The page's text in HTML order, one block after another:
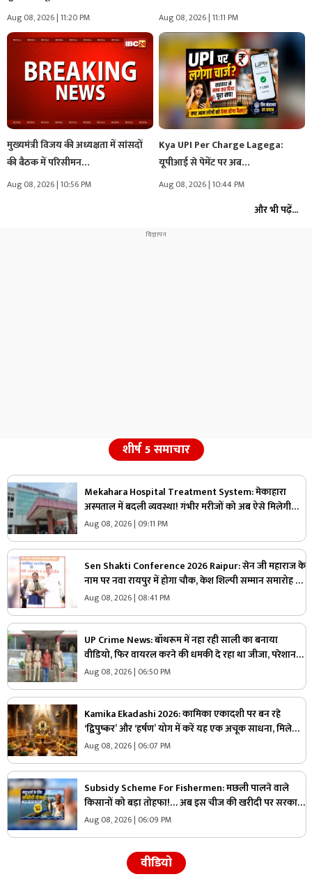
Aug 08, 2026 | 11:20 PM Aug 08, 2026 | 11:11 PM
मुख्यमंत्री विजय की अध्यक्षता में सांसदों
की बैठक में परिसीमन…
Aug 08, 2026 | 10:56 PM
Kya UPI Per Charge Lagega:
यूपीआई से पेमेंट पर अब…
Aug 08, 2026 | 10:44 PM
और भी पढ़ें...
शीर्ष 5 समाचार
Mekahara Hospital Treatment System: मेकाहारा
अस्पताल में बदली व्यवस्था! गंभीर मरीजों को अब ऐसे मिलेगी
इमरजेंसी वार्ड में एंट्री, यहां होगी शुरुआती जांच
Aug 08, 2026 | 09:11 PM
Sen Shakti Conference 2026 Raipur: सेन जी महाराज के
नाम पर नवा रायपुर में होगा चौक, केश शिल्पी सम्मान समारोह में
सीएम साय ने किया ऐलान, सामुदायिक भवन के लिए इतने लाख
Aug 08, 2026 | 08:41 PM
UP Crime News: बॉथरूम में नहा रही साली का बनाया
वीडियो, फिर वायरल करने की धमकी दे रहा था जीजा, परेशान
युवती ने उठाया ये खौफनाक कदम
Aug 08, 2026 | 06:50 PM
Kamika Ekadashi 2026: कामिका एकादशी पर बन रहे
‘द्विपुष्कर’ और ‘हर्षण’ योग में करें यह एक अचूक साधना, मिलेगा
“वाजपेय” यज्ञ का महापुण्य!
Aug 08, 2026 | 06:07 PM
Subsidy Scheme For Fishermen: मछली पालने वाले
किसानों को बड़ा तोहफा!… अब इस चीज की खरीदी पर सरकार
देगी 70 प्रतिशत की छूट, जानिए कैसे ले सकते हैं लाभ
Aug 08, 2026 | 06:09 PM
वीडियो